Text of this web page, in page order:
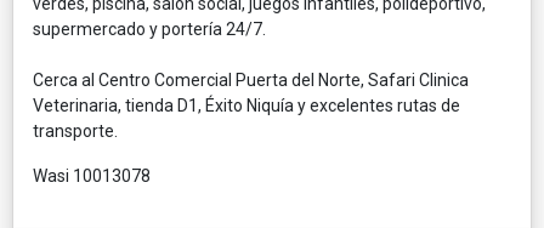
supermercado y portería 24/7.
Cerca al Centro Comercial Puerta del Norte, Safari Clinica
Veterinaria, tienda D1, Éxito Niquía y excelentes rutas de
transporte.
Wasi 10013078